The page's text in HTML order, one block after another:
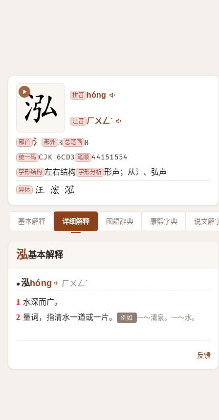
拼音 hóng
注音 ㄏㄨㄥˊ
部首 氵 部外 3 总笔画 8
统一码 CJK 6CD3 笔顺 44151554
字形结构 左右结构 字形分析 形声；从氵、弘声
异体
基本解释 详细解释 國語辭典 康熙字典 说文解
泓基本解释
●泓hóng ㄏㄨㄥˊ
水深而广。
量词，指清水一道或一片。
例如 一～清泉。一～水。
反馈